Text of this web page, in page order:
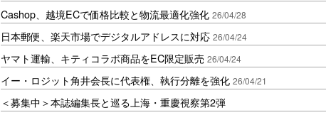
Cashop、越境ECで価格比較と物流最適化強化 26/04/28
日本郵便、楽天市場でデジタルアドレスに対応 26/04/24
ヤマト運輸、キティコラボ商品をEC限定販売 26/04/24
イー・ロジット角井会長に代表権、執行分離を強化 26/04/21
＜募集中＞本誌編集長と巡る上海・重慶視察第2弾